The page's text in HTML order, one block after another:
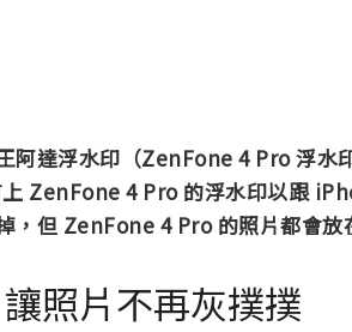
阿達浮水印（ZenFone 4 Pro 浮水
ZenFone 4 Pro 的浮水印以跟
，但 ZenFone 4 Pro 的照片都會放
照片不再灰撲撲